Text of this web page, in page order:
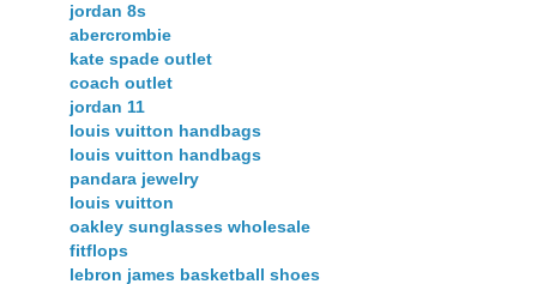
jordan 8s
abercrombie
kate spade outlet
coach outlet
jordan 11
louis vuitton handbags
louis vuitton handbags
pandara jewelry
louis vuitton
oakley sunglasses wholesale
fitflops
lebron james basketball shoes